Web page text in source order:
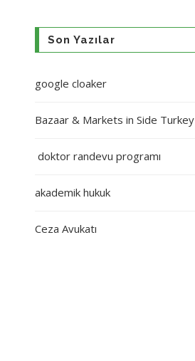
Son Yazılar
google cloaker
Bazaar & Markets in Side Turkey
doktor randevu programı
akademik hukuk
Ceza Avukatı